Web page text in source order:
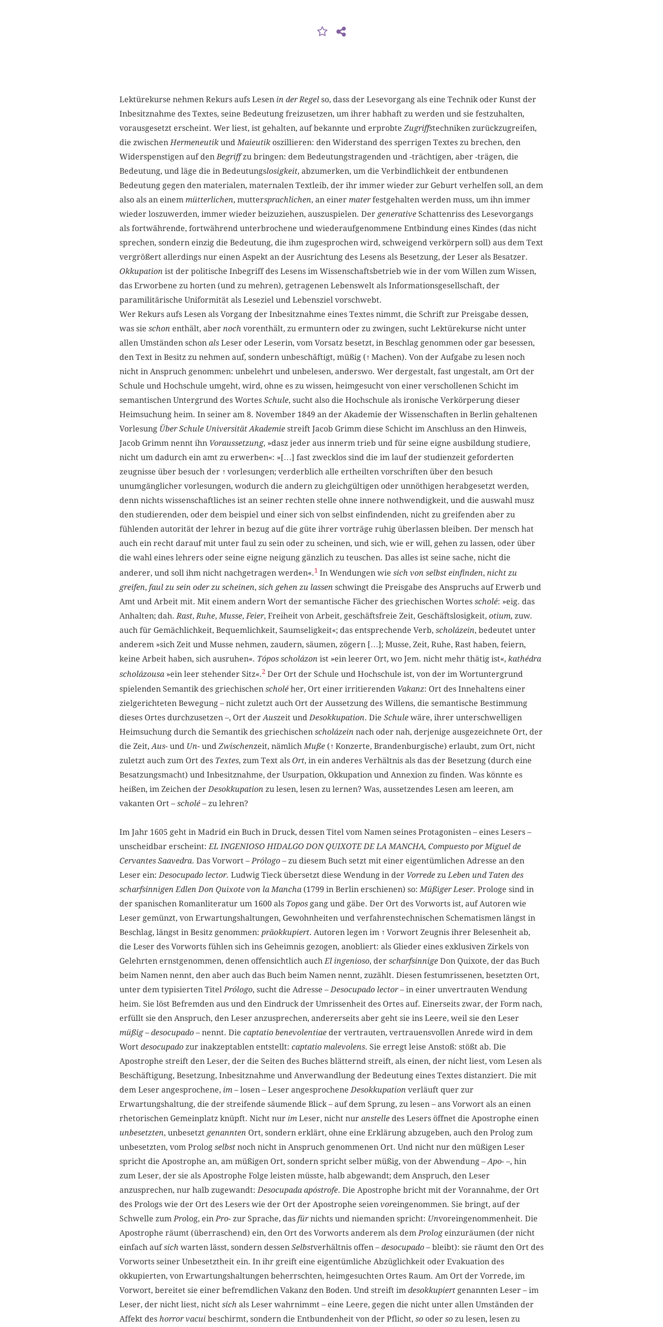
Lektürekurse nehmen Rekurs aufs Lesen in der Regelso, dass der Lesevorgang als eine Technik oder Kunst der
Inbesitznahme des Textes, seine Bedeutung freizusetzen, um ihrer habhaft zu werden und sie festzuhalten,
vorausgesetzt erscheint. Wer liest, ist gehalten, auf bekannte und erprobteZugriffstechniken zurückzugreifen,
die zwischenHermeneutikundMaieutikoszillieren: den Widerstand des sperrigen Textes zu brechen, den
Widerspenstigen auf denBegriffzu bringen: dem Bedeutungstragenden und -trächtigen, aber -trägen, die
Bedeutung, und läge die in Bedeutungslosigkeit, abzumerken, um die Verbindlichkeit der entbundenen
Bedeutung gegen den materialen, maternalen Textleib, der ihr immer wieder zur Geburt verhelfen soll, an dem
also als an einem mütterlichen, muttersprachlichen, an einer materfestgehalten werden muss, um ihn immer
wieder loszuwerden, immer wieder beizuziehen, auszuspielen. Der generativeSchattenriss des Lesevorgangs
als fortwährende, fortwährend unterbrochene und wiederaufgenommene Entbindung eines Kindes (das nicht
sprechen, sondern einzig die Bedeutung, die ihm zugesprochen wird, schweigend verkörpern soll) aus dem Text
vergrößert allerdings nur einen Aspekt an der Ausrichtung des Lesens als Besetzung, der Leser als Besatzer.
Okkupation ist der politische Inbegriff des Lesens im Wissenschaftsbetrieb wie in der vom Willen zum Wissen,
das Erworbene zu horten (und zu mehren), getragenen Lebenswelt als Informationsgesellschaft, der
paramilitärische Uniformität als Leseziel und Lebensziel vorschwebt.
Wer Rekurs aufs Lesen als Vorgang der Inbesitznahme eines Textes nimmt, die Schrift zur Preisgabe dessen,
was sie schon enthält, aber noch vorenthält, zu ermuntern oder zu zwingen, sucht Lektürekurse nicht unter
allen Umständen schon als Leser oder Leserin, vom Vorsatz besetzt, in Beschlag genommen oder gar besessen,
den Text in Besitz zu nehmen auf, sondern unbeschäftigt, müßig (↑ Machen). Von der Aufgabe zu lesen noch
nicht in Anspruch genommen: unbelehrt und unbelesen, anderswo. Wer dergestalt, fast ungestalt, am Ort der
Schule und Hochschule umgeht, wird, ohne es zu wissen, heimgesucht von einer verschollenen Schicht im
semantischen Untergrund des Wortes Schule, sucht also die Hochschule als ironische Verkörperung dieser
Heimsuchung heim. In seiner am 8. November 1849 an der Akademie der Wissenschaften in Berlin gehaltenen
Vorlesung Über Schule Universität Akademiestreift Jacob Grimm diese Schicht im Anschluss an den Hinweis,
Jacob Grimm nennt ihn Voraussetzung, »dasz jeder aus innerm trieb und für seine eigne ausbildung studiere,
nicht um dadurch ein amt zu erwerben«: »[…] fast zwecklos sind die im lauf der studienzeit geforderten
zeugnisse über besuch der ↑ vorlesungen; verderblich alle ertheilten vorschriften über den besuch
unumgänglicher vorlesungen, wodurch die andern zu gleichgültigen oder unnöthigen herabgesetzt werden,
denn nichts wissenschaftliches ist an seiner rechten stelle ohne innere nothwendigkeit, und die auswahl musz
den studierenden, oder dem beispiel und einer sich von selbst einfindenden, nicht zu greifenden aber zu
fühlenden autorität der lehrer in bezug auf die güte ihrer vorträge ruhig überlassen bleiben. Der mensch hat
auch ein recht darauf mit unter faul zu sein oder zu scheinen, und sich, wie er will, gehen zu lassen, oder über
die wahl eines lehrers oder seine eigne neigung gänzlich zu teuschen. Das alles ist seine sache, nicht die
anderer, und soll ihm nicht nachgetragen werden«.1In Wendungen wie sich von selbst einfinden, nicht zu
greifen, faul zu sein oder zu scheinen, sich gehen zu lassen schwingt die Preisgabe des Anspruchs auf Erwerb und
Amt und Arbeit mit. Mit einem andern Wort der semantische Fächer des griechischen Wortes scholé: »eig. das
Anhalten; dah.Rast,Ruhe,Musse,Feier, Freiheit von Arbeit, geschäftsfreie Zeit, Geschäftslosigkeit, otium, zuw.
auch für Gemächlichkeit, Bequemlichkeit, Saumseligkeit«; das entsprechende Verb, scholázein, bedeutet unter
anderem »sich Zeit und Musse nehmen, zaudern, säumen, zögern […]; Musse, Zeit, Ruhe, Rast haben, feiern,
keine Arbeit haben, sich ausruhen«. Tópos scholázon ist »ein leerer Ort, wo Jem. nicht mehr thätig ist«, kathédra
scholázousa»ein leer stehender Sitz«.2Der Ort der Schule und Hochschule ist, von der im Wortuntergrund
spielenden Semantik des griechischen scholé her, Ort einer irritierenden Vakanz: Ort des Innehaltens einer
zielgerichteten Bewegung – nicht zuletzt auch Ort der Aussetzung des Willens, die semantische Bestimmung
dieses Ortes durchzusetzen –, Ort der Auszeit und Desokkupation. Die Schulewäre, ihrer unterschwelligen
Heimsuchung durch die Semantik des griechischen scholázein nach oder nah, derjenige ausgezeichnete Ort, der
die Zeit, Aus- und Un- und Zwischenzeit, nämlich Muße (↑ Konzerte, Brandenburgische) erlaubt, zum Ort, nicht
zuletzt auch zum Ort des Textes, zum Text als Ort, in ein anderes Verhältnis als das der Besetzung (durch eine
Besatzungsmacht) und Inbesitznahme, der Usurpation, Okkupation und Annexion zu finden. Was könnte es
heißen, im Zeichen der Desokkupation zu lesen, lesen zu lernen? Was, aussetzendes Lesen am leeren, am
vakanten Ort – scholé– zu lehren?
Im Jahr 1605 geht in Madrid ein Buch in Druck, dessen Titel vom Namen seines Protagonisten – eines Lesers –
unscheidbar erscheint: EL INGENIOSO HIDALGO DON QUIXOTE DE LA MANCHA, Compuesto por Miguel de
Cervantes Saavedra. Das Vorwort – Prólogo – zu diesem Buch setzt mit einer eigentümlichen Adresse an den
Leser ein: Desocupado lector. Ludwig Tieck übersetzt diese Wendung in der Vorrede zu Leben und Taten des
scharfsinnigen Edlen Don Quixote von la Mancha(1799 in Berlin erschienen) so: Müßiger Leser. Prologe sind in
der spanischen Romanliteratur um 1600 als Toposgang und gäbe. Der Ort des Vorworts ist, auf Autoren wie
Leser gemünzt, von Erwartungshaltungen, Gewohnheiten und verfahrenstechnischen Schematismen längst in
Beschlag, längst in Besitz genommen: präokkupiert. Autoren legen im ↑ Vorwort Zeugnis ihrer Belesenheit ab,
die Leser des Vorworts fühlen sich ins Geheimnis gezogen, anobliert: als Glieder eines exklusiven Zirkels von
Gelehrten ernstgenommen, denen offensichtlich auch El ingenioso, der scharfsinnigeDon Quixote, der das Buch
beim Namen nennt, den aber auch das Buch beim Namen nennt, zuzählt. Diesen festumrissenen, besetzten Ort,
unter dem typisierten Titel Prólogo, sucht die Adresse – Desocupado lector– in einer unvertrauten Wendung
heim. Sie löst Befremden aus und den Eindruck der Umrissenheit des Ortes auf. Einerseits zwar, der Form nach,
erfüllt sie den Anspruch, den Leser anzusprechen, andererseits aber geht sie ins Leere, weil sie den Leser
müßig – desocupado– nennt. Die captatio benevolentiaeder vertrauten, vertrauensvollen Anrede wird in dem
Wort desocupadozur inakzeptablen entstellt: captatio malevolens. Sie erregt leise Anstoß: stößt ab. Die
Apostrophe streift den Leser, der die Seiten des Buches blätternd streift, als einen, der nicht liest, vom Lesen als
Beschäftigung, Besetzung, Inbesitznahme und Anverwandlung der Bedeutung eines Textes distanziert. Die mit
dem Leser angesprochene, im – losen – Leser angesprochene Desokkupation verläuft quer zur
Erwartungshaltung, die der streifende säumende Blick – auf dem Sprung, zu lesen – ans Vorwort als an einen
rhetorischen Gemeinplatz knüpft. Nicht nur im Leser, nicht nur anstelle des Lesers öffnet die Apostrophe einen
unbesetzten, unbesetzt genannten Ort, sondern erklärt, ohne eine Erklärung abzugeben, auch den Prolog zum
unbesetzten, vom Prolog selbstnoch nicht in Anspruch genommenen Ort. Und nicht nur den müßigen Leser
spricht die Apostrophe an, am müßigen Ort, sondern spricht selber müßig, von der Abwendung – Apo-–, hin
zum Leser, der sie als Apostrophe Folge leisten müsste, halb abgewandt; dem Anspruch, den Leser
anzusprechen, nur halb zugewandt: Desocupada apóstrofe. Die Apostrophe bricht mit der Vorannahme, der Ort
des Prologs wie der Ort des Lesers wie der Ort der Apostrophe seien voreingenommen. Sie bringt, auf der
Schwelle zum Prolog, ein Pro-zur Sprache, das fürnichts und niemanden spricht: Unvoreingenommenheit. Die
Apostrophe räumt (überraschend) ein, den Ort des Vorworts anderem als dem Prologeinzuräumen (der nicht
einfach aufsich warten lässt, sondern dessen Selbstverhältnis offen – desocupado– bleibt): sie räumt den Ort des
Vorworts seiner Unbesetztheit ein. In ihr greift eine eigentümliche Abzüglichkeit oder Evakuation des
okkupierten, von Erwartungshaltungen beherrschten, heimgesuchten Ortes Raum. Am Ort der Vorrede, im
Vorwort, bereitet sie einer befremdlichen Vakanz den Boden. Und streift im desokkupiert genannten Leser – im
Leser, der nicht liest, nicht sich als Leser wahrnimmt – eine Leere, gegen die nicht unter allen Umständen der
Affekt des horror vacui beschirmt, sondern die Entbundenheit von der Pflicht, so oder so zu lesen, lesen zu